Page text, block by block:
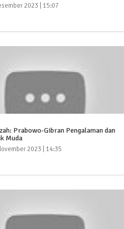
2023 | 15:07
Prabowo-Gibran Pengalaman dan
Muda
2023 | 14:35